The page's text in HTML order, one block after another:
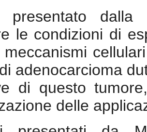
presentato dalla
le condizioni di
adenocarcioma
di questo
delle